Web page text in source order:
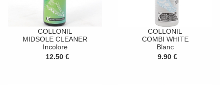
COLLONIL
MIDSOLE CLEANER
Incolore
12.50 €
COLLONIL
COMBI WHITE
Blanc
9.90 €